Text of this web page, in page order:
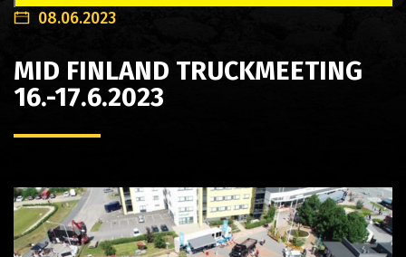
08.06.2023
MID FINLAND TRUCKMEETING
16.-17.6.2023